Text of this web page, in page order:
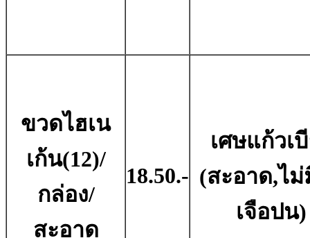
ขวดไฮเน
เก้น(12)/
กล่อง/
สะอาด
18.50.-
เศษแก้วเ
(สะอาด,ไม่
เจือปน)